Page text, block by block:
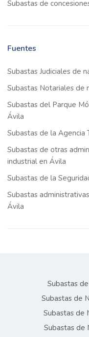
Subastas de
Fuentes
Subastas Judiciales de
Subastas Notariales de
Subastas del Parque
Ávila
Subastas de la Agencia
Subastas de otras
industrial en Ávila
Subastas de la
Subastas
Ávila
Subastas
Subastas de
Subastas de
Subastas de